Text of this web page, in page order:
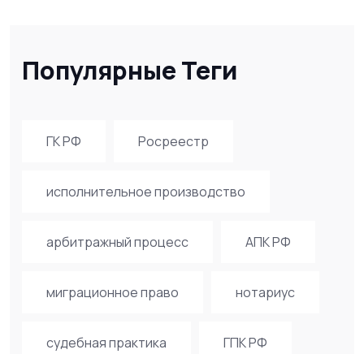
Популярные Теги
ГК РФ Росреестр
исполнительное производство
арбитражный процесс АПК РФ
миграционное право нотариус
судебная практика ГПК РФ